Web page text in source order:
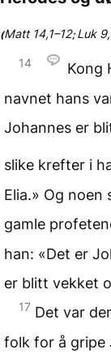
(Matt 14,1–12;Luk
14
Kong
navnet hans
Johannes er
slike krefter i
Elia.» Og noen
gamle
han: «Det er
er blitt vekket
17 Det var
folk for å gripe